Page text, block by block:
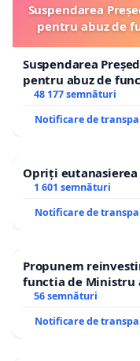
Suspendarea
pentru abuz de
Suspendarea
pentru abuz de
48 177 semnături
Notificare de
Opriți
1 601 semnături
Notificare de
Propunem
functia de Ministru
56 semnături
Notificare de